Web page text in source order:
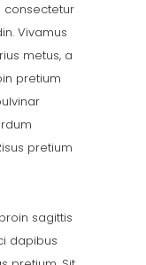
consectetur
Vivamus
metus, a
pretium
pretium
sagittis
dapibus